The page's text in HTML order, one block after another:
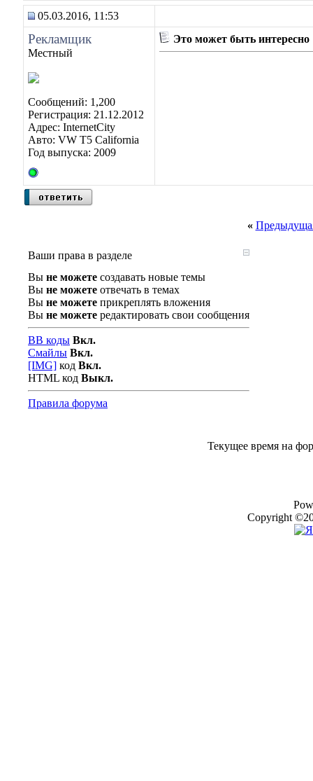
05.03.2016, 11:53
Рекламщик
Местный
Сообщений: 1,200
Регистрация: 21.12.2012
Адрес: InternetCity
Авто: VW T5 California
Год выпуска: 2009
Это может быть интересно
«
Ваши права в разделе
Вы не можете создавать новые темы
Вы не можете отвечать в темах
Вы не можете прикреплять вложения
Вы не можете редактировать свои сообщения
BB коды Вкл.
Смайлы Вкл.
[IMG] код Вкл.
HTML код Выкл.
Правила форума
Текущее время на
Copyright